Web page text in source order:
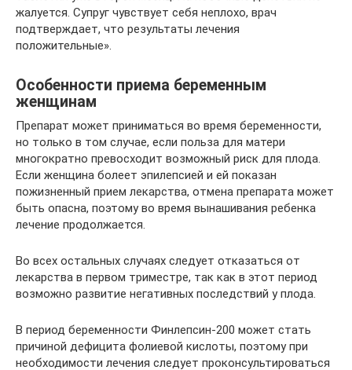
жалуется. Супруг чувствует себя неплохо, врач
подтверждает, что результаты лечения
положительные».
Особенности приема беременным
женщинам
Препарат может приниматься во время беременности,
но только в том случае, если польза для матери
многократно превосходит возможный риск для плода.
Если женщина болеет эпилепсией и ей показан
пожизненный прием лекарства, отмена препарата может
быть опасна, поэтому во время вынашивания ребенка
лечение продолжается.
Во всех остальных случаях следует отказаться от
лекарства в первом триместре, так как в этот период
возможно развитие негативных последствий у плода.
В период беременности Финлепсин-200 может стать
причиной дефицита фолиевой кислоты, поэтому при
необходимости лечения следует проконсультироваться